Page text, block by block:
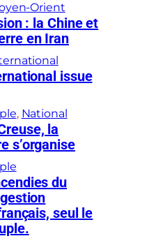
Orient
: la Chine et
en Iran
issue
, National
la
s’organise
du
seul le